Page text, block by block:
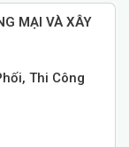
MẠI VÀ XÂY
Thi Công